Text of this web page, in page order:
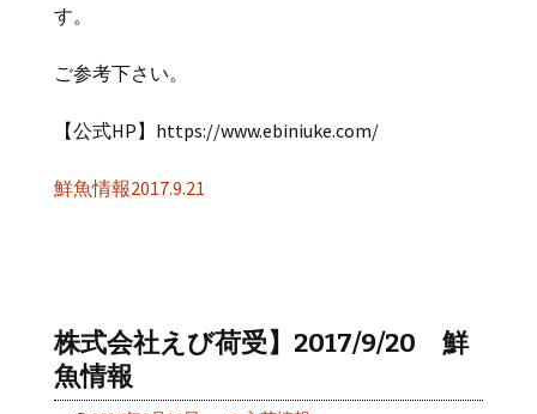
す。
ご参考下さい。
【公式HP】https://www.ebiniuke.com/
鮮魚情報2017.9.21
株式会社えび荷受】2017/9/20 鮮
魚情報